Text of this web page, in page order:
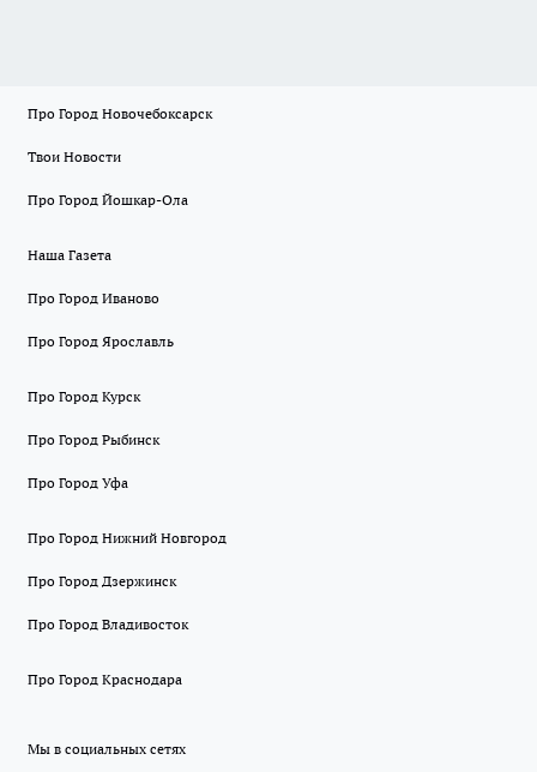
Про Город Новочебоксарск
Твои Новости
Про Город Йошкар-Ола
Наша Газета
Про Город Иваново
Про Город Ярославль
Про Город Курск
Про Город Рыбинск
Про Город Уфа
Про Город Нижний Новгород
Про Город Дзержинск
Про Город Владивосток
Про Город Краснодара
Мы в социальных сетях